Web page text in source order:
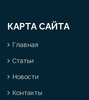
КАРТА САЙТА
Главная
Статьи
Новости
Контакты